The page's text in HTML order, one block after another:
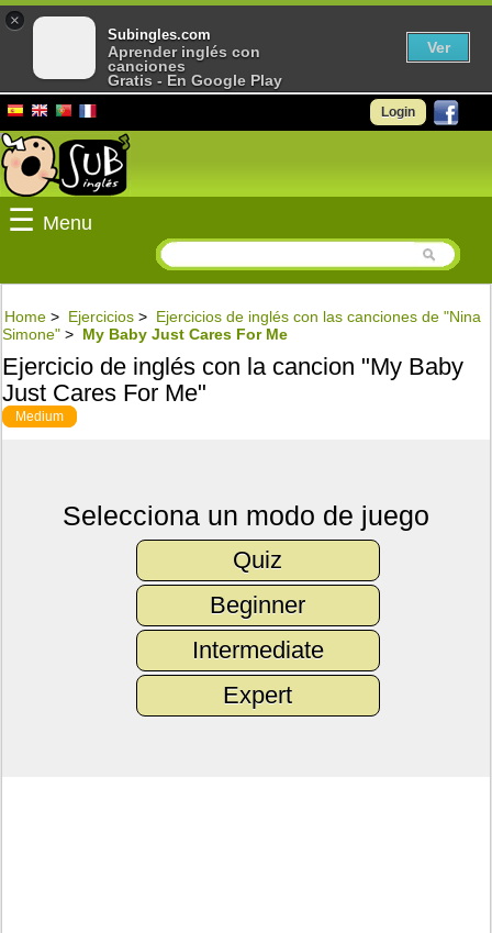
Login
☰ Menu
Home > Ejercicios > Ejercicios de inglés con las canciones de "Nina
Simone" > My Baby Just Cares For Me
Ejercicio de inglés con la cancion "My Baby
Just Cares For Me"
Medium
Selecciona un modo de juego
Quiz
Beginner
Intermediate
Expert
×
Subingles.com
Aprender inglés con
canciones
Gratis - En Google Play
Ver